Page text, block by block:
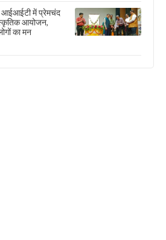
में प्रेमचंद
आयोजन,
का मन